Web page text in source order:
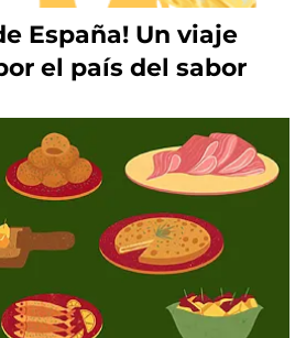
España! Un viaje
el país del sabor